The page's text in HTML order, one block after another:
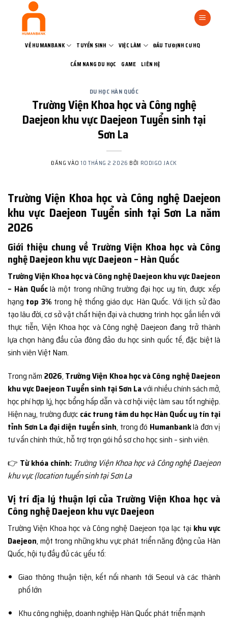
VỀ HUMANBANK TUYỂN SINH VIỆC LÀM ĐẦU TƯ ĐỊNH CƯ HQ
CẨM NANG DU HỌC GAME LIÊN HỆ
DU HỌC HÀN QUỐC
Trường Viện Khoa học và Công nghệ
Daejeon khu vực Daejeon Tuyển sinh tại
Sơn La
ĐĂNG VÀO10 THÁNG 2 2026 BỞI RODIGO JACK
Trường Viện Khoa học và Công nghệ Daejeon
khu vực Daejeon Tuyển sinh tại Sơn La năm
2026
Giới thiệu chung về Trường Viện Khoa học và Công
nghệ Daejeon khu vực Daejeon – Hàn Quốc
Trường Viện Khoa học và Công nghệ Daejeon khu vực Daejeon
– Hàn Quốclà một trong những trường đại học uy tín, được xếp
hạng top 3% trong hệ thống giáo dục Hàn Quốc. Với lịch sử đào
tạo lâu đời, cơ sở vật chất hiện đại và chương trình học gắn liền với
thực tiễn, Viện Khoa học và Công nghệ Daejeon đang trở thành
lựa chọn hàng đầu của đông đảo du học sinh quốc tế, đặc biệt là
sinh viên Việt Nam.
Trong năm 2026, Trường Viện Khoa học và Công nghệ Daejeon
khu vực Daejeon Tuyển sinh tại Sơn Lavới nhiều chính sách mở,
học phí hợp lý, học bổng hấp dẫn và cơ hội việc làm sau tốt nghiệp.
Hiện nay, trường được các trung tâm du học Hàn Quốc uy tín tại
tỉnh Sơn La đại diện tuyển sinh, trong đó Humanbanklà đơn vị
tư vấn chính thức, hỗ trợ trọn gói hồ sơ cho học sinh – sinh viên.
👉 Từ khóa chính: Trường Viện Khoa học và Công nghệ Daejeon
khu vực {location tuyển sinh tại Sơn La
Vị trí địa lý thuận lợi của Trường Viện Khoa học và
Công nghệ Daejeon khu vực Daejeon
Trường Viện Khoa học và Công nghệ Daejeon tọa lạc tại khu vực
Daejeon, một trong những khu vực phát triển năng động của Hàn
Quốc, hội tụ đầy đủ các yếu tố:
Giao thông thuận tiện, kết nối nhanh tới Seoul và các thành
phố lớn
Khu công nghiệp, doanh nghiệp Hàn Quốc phát triển mạnh